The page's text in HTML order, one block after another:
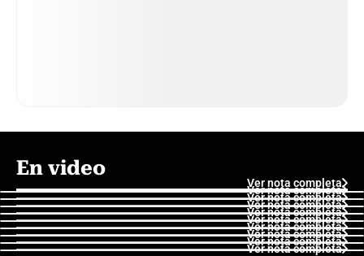
En video
Ver nota completa
Ver nota completa
Ver nota completa
Ver nota completa
Ver nota completa
Ver nota completa
Ver nota completa
Ver nota completa
Ver nota completa
Ver nota completa